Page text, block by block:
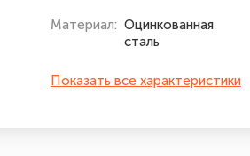
Материал: Оцинкованная
сталь
Показать все характеристики